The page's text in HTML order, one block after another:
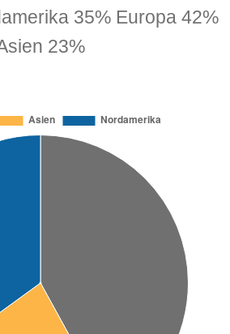
35% Europa 42%
23%